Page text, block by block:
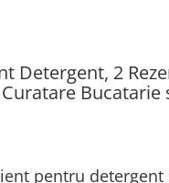
Detergent, 2
Bucatarie
pentru detergent